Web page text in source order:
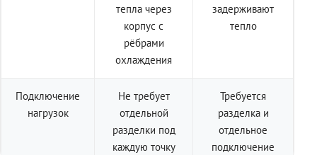
тепла через
корпус с
рёбрами
охлаждения
задерживают
тепло
Подключение
нагрузок
Не требует
отдельной
разделки под
каждую точку
Требуется
разделка и
отдельное
подключение